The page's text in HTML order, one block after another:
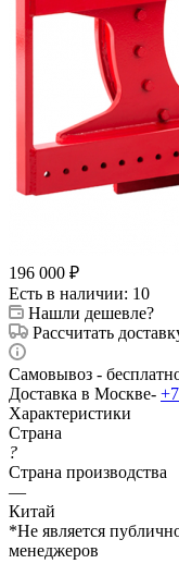
196 000 ₽
Есть в наличии: 10
Нашли дешевле?
Рассчитать
Самовывоз -
Доставка в Москве-
Характеристики
Страна
?
Страна производства
—
Китай
*Не является
менеджеров